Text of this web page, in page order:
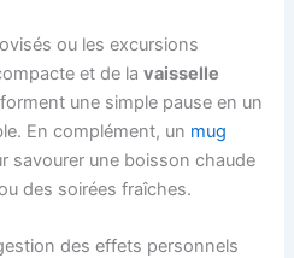
ou les excursions
et de lavaisselle
une simple pause en un
En complément, un mug
savourer une boisson chaude
des soirées fraîches.
des effets personnels